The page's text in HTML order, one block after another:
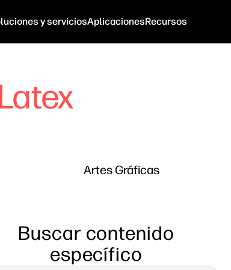
y serviciosAplicacionesRecursos
Artes Gráficas
Buscar contenido
específico